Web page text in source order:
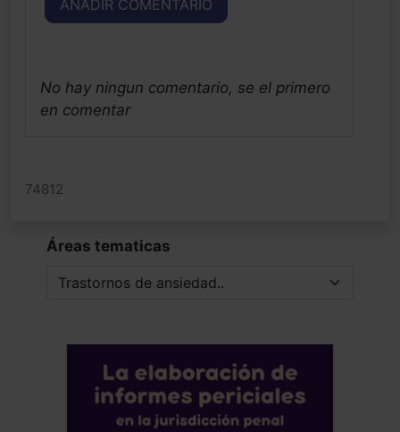
AÑADIR COMENTARIO
No hay ningun comentario, se el primero
en comentar
74812
Áreas tematicas